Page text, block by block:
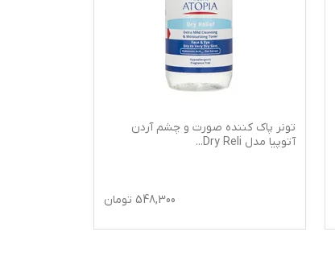
تونر پاک کننده صورت و چشم آردن
آتوپیا مدل Dry Reli
...
548,300 تومان